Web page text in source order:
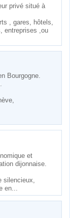
privé situé à
, gares, hôtels,
entreprises ,ou
Bourgogne.
et
dijonnaise.
silencieux,
en...